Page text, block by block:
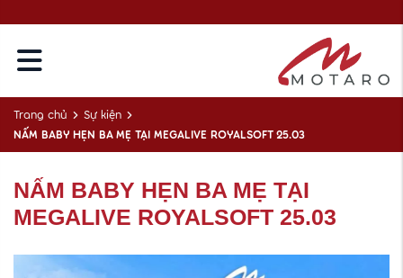
Trang chủ Sự kiện
NẤM BABY HẸN BA MẸ TẠI MEGALIVE ROYALSOFT 25.03
NẤM BABY HẸN BA MẸ TẠI
MEGALIVE ROYALSOFT 25.03